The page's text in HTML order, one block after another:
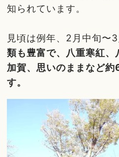
知られています。
見頃は例年、2月中旬〜
類も豊富で、八重寒紅、
加賀、思いのままなど
す。